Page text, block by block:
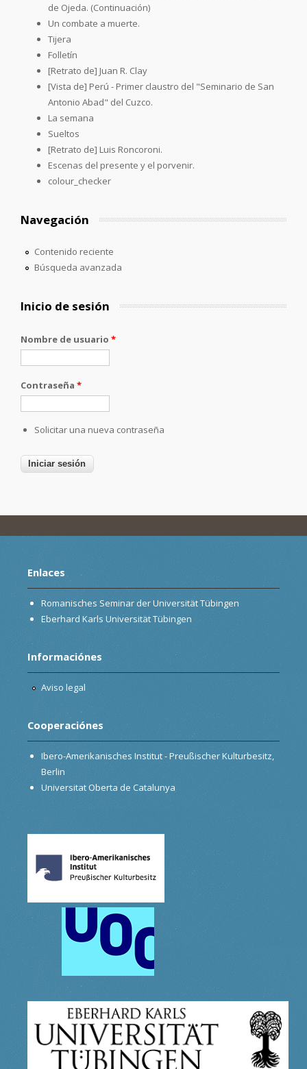
de Ojeda. (Continuación)
Un combate a muerte.
Tijera
Folletín
[Retrato de] Juan R. Clay
[Vista de] Perú - Primer claustro del "Seminario de San
Antonio Abad" del Cuzco.
La semana
Sueltos
[Retrato de] Luis Roncoroni.
Escenas del presente y el porvenir.
colour_checker
Navegación
Contenido reciente
Búsqueda avanzada
Inicio de sesión
Nombre de usuario *
Contraseña *
Solicitar una nueva contraseña
Enlaces
Romanisches Seminar der Universität Tübingen
Eberhard Karls Universität Tübingen
Informaciónes
Aviso legal
Cooperaciónes
Ibero-Amerikanisches Institut - Preußischer Kulturbesitz,
Berlin
Universitat Oberta de Catalunya